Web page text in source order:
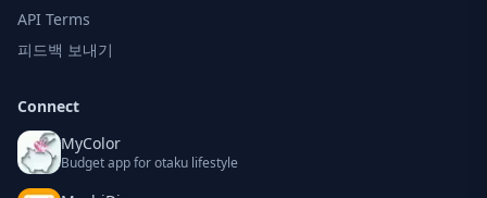
API Terms
피드백 보내기
Connect
MyColor
Budget app for otaku lifestyle